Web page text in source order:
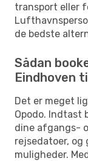
transport eller
de bedste
Sådan
Eindhoven
Det er meget
Opodo. Indtast
dine afgangs-
rejsedatoer,
muligheder.